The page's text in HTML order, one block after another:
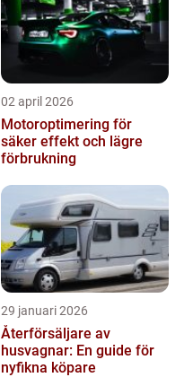
02 april 2026
Motoroptimering för
säker effekt och lägre
förbrukning
29 januari 2026
Återförsäljare av
husvagnar: En guide för
nyfikna köpare